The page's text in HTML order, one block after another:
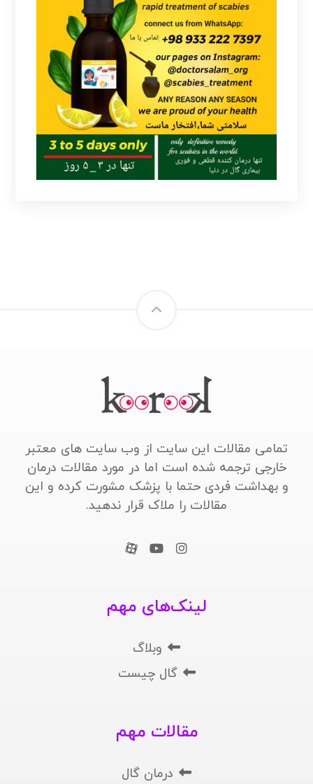
تمامی مقالات این سایت از وب سایت های معتبر
خارجی ترجمه شده است اما در مورد مقالات درمان
و بهداشت فردی حتما با پزشک مشورت کرده و این
مقالات را ملاک قرار ندهید.
لینک‌های مهم
وبلاگ
گال چیست
مقالات مهم
درمان گال